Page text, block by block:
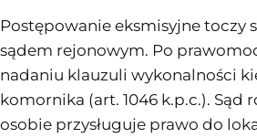
Postępowanie eksmisyjne toczy
sądem rejonowym. Po
nadaniu klauzuli wykonalności
komornika (art. 1046 k.p.c.). Sąd
osobie przysługuje prawo do